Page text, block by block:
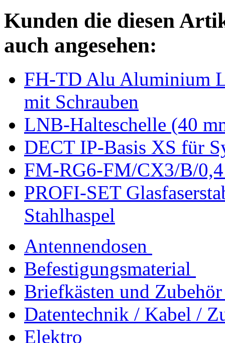
Kunden die diesen
auch angesehen:
FH-TD Alu Aluminium
mit Schrauben
LNB-Halteschelle (40
DECT IP-Basis XS für
FM-RG6-FM/CX3/B/0,4
PROFI-SET
Stahlhaspel
Antennendosen
Befestigungsmaterial
Briefkästen und Zubehör
Datentechnik / Kabel /
Elektro